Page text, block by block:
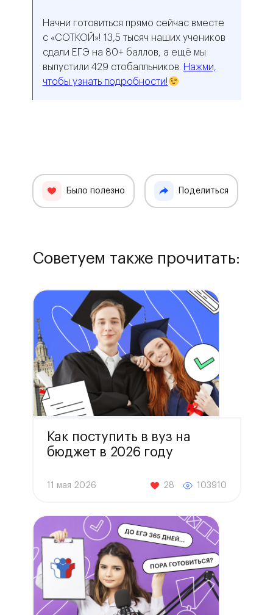
Начни готовиться прямо сейчас вместе
с «СОТКОЙ»‎! 13,5 тысяч наших учеников
сдали ЕГЭ на 80+ баллов, а ещё мы
выпустили 429 стобалльников. Нажми,
чтобы узнать подробности!
Было полезно Поделиться
Советуем также прочитать:
Как поступить в вуз на
бюджет в 2026 году
11 мая 2026 28 103910